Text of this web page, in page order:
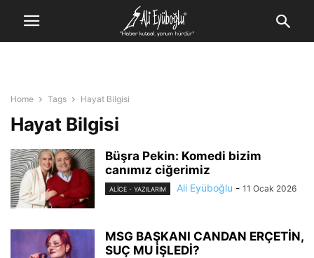
Home Tags Hayat Bilgisi
Hayat Bilgisi
Büşra Pekin: Komedi bizim
canımız ciğerimiz
ALİCE - YAZILARIM Ali Eyüboğlu - 11 Ocak 2026
MSG BAŞKANI CANDAN ERÇETİN,
SUÇ MU İŞLEDİ?